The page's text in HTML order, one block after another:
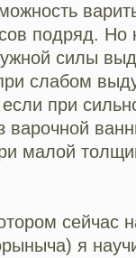
подряд. Но
силы
слабом
при
варочной
малой
сейчас
я